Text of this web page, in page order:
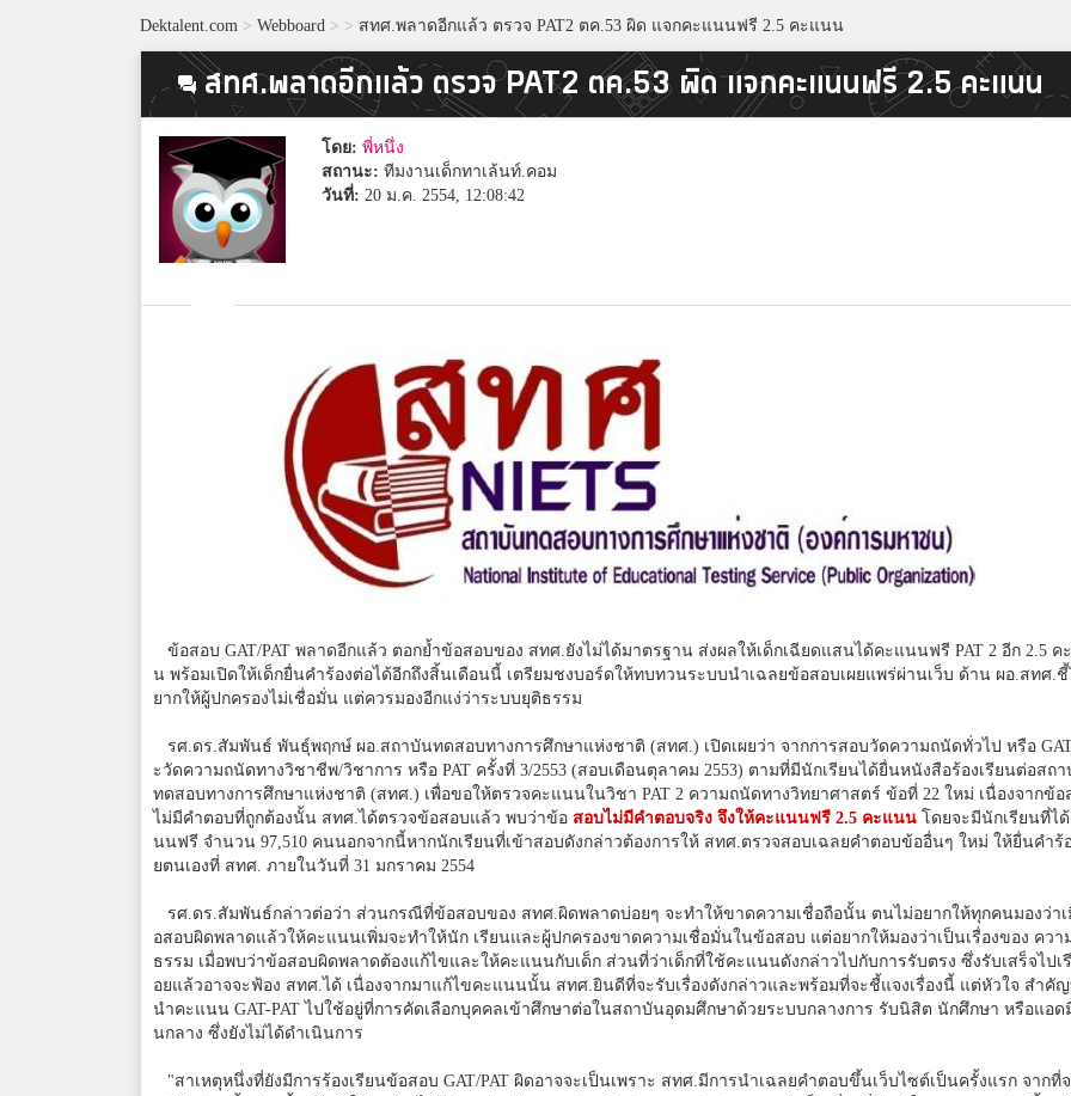
Dektalent.com > Webboard > > สทศ.พลาดอีกแล้ว ตรวจ PAT2 ตค.53 ผิด แจกคะแนนฟรี 2.5 คะแนน
สทศ.พลาดอีกแล้ว ตรวจ PAT2 ตค.53 ผิด แจกคะแนนฟรี 2.5 คะแนน
โดย: พี่หนึ่ง
สถานะ: ทีมงานเด็กทาเล้นท์.คอม
วันที่: 20 ม.ค. 2554, 12:08:42
ข้อสอบ GAT/PAT พลาดอีกแล้ว ตอกย้ำข้อสอบของ สทศ.ยังไม่ได้มาตรฐาน ส่งผลให้เด็กเฉียดแสนได้คะแนนฟรี PAT 2 อีก 2.5 ค
น พร้อมเปิดให้เด็กยื่นคำร้องต่อได้อีกถึงสิ้นเดือนนี้ เตรียมชงบอร์ดให้ทบทวนระบบนำเฉลยข้อสอบเผยแพร่ผ่านเว็บ ด้าน ผอ.สทศ.ชี้
ยากให้ผู้ปกครองไม่เชื่อมั่น แต่ควรมองอีกแง่ว่าระบบยุติธรรม
รศ.ดร.สัมพันธ์ พันธุ์พฤกษ์ ผอ.สถาบันทดสอบทางการศึกษาแห่งชาติ (สทศ.) เปิดเผยว่า จากการสอบวัดความถนัดทั่วไป หรือ
ะวัดความถนัดทางวิชาชีพ/วิชาการ หรือ PAT ครั้งที่ 3/2553 (สอบเดือนตุลาคม 2553) ตามที่มีนักเรียนได้ยื่นหนังสือร้องเรียนต่อสถ
ทดสอบทางการศึกษาแห่งชาติ (สทศ.) เพื่อขอให้ตรวจคะแนนในวิชา PAT 2 ความถนัดทางวิทยาศาสตร์ ข้อที่ 22 ใหม่ เนื่องจากข้อ
ไม่มีคำตอบที่ถูกต้องนั้น สทศ.ได้ตรวจข้อสอบแล้ว พบว่าข้อ สอบไม่มีคำตอบจริง จึงให้คะแนนฟรี 2.5 คะแนน โดยจะมีนักเรียนที่ไ
นนฟรี จำนวน 97,510 คนนอกจากนี้หากนักเรียนที่เข้าสอบดังกล่าวต้องการให้ สทศ.ตรวจสอบเฉลยคำตอบข้ออื่นๆ ใหม่ ให้ยื่นคำร้
ยตนเองที่ สทศ. ภายในวันที่ 31 มกราคม 2554
รศ.ดร.สัมพันธ์กล่าวต่อว่า ส่วนกรณีที่ข้อสอบของ สทศ.ผิดพลาดบ่อยๆ จะทำให้ขาดความเชื่อถือนั้น ตนไม่อยากให้ทุกคนมองว่าเ
อสอบผิดพลาดแล้วให้คะแนนเพิ่มจะทำให้นัก เรียนและผู้ปกครองขาดความเชื่อมั่นในข้อสอบ แต่อยากให้มองว่าเป็นเรื่องของ ควา
ธรรม เมื่อพบว่าข้อสอบผิดพลาดต้องแก้ไขและให้คะแนนกับเด็ก ส่วนที่ว่าเด็กที่ใช้คะแนนดังกล่าวไปกับการรับตรง ซึ่งรับเสร็จไปเ
อยแล้วอาจจะฟ้อง สทศ.ได้ เนื่องจากมาแก้ไขคะแนนนั้น สทศ.ยินดีที่จะรับเรื่องดังกล่าวและพร้อมที่จะชี้แจงเรื่องนี้ แต่หัวใจ สำคั
นำคะแนน GAT-PAT ไปใช้อยู่ที่การคัดเลือกบุคคลเข้าศึกษาต่อในสถาบันอุดมศึกษาด้วยระบบกลางการ รับนิสิต นักศึกษา หรือแอ
นกลาง ซึ่งยังไม่ได้ดำเนินการ
"สาเหตุหนึ่งที่ยังมีการร้องเรียนข้อสอบ GAT/PAT ผิดอาจจะเป็นเพราะ สทศ.มีการนำเฉลยคำตอบขึ้นเว็บไซต์เป็นครั้งแรก จากที่